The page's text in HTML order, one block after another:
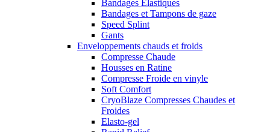
Bandages Élastiques
Bandages et Tampons de gaze
Speed Splint
Gants
Enveloppements chauds et froids
Compresse Chaude
Housses en Ratine
Compresse Froide en vinyle
Soft Comfort
CryoBlaze Compresses Chaudes et
Froides
Elasto-gel